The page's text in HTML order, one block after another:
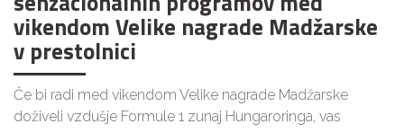
vikendom Velike nagrade Madžarske
v prestolnici
Če bi radi med vikendom Velike nagrade Madžarske
doživeli vzdušje Formule 1 zunaj Hungaroringa, vas